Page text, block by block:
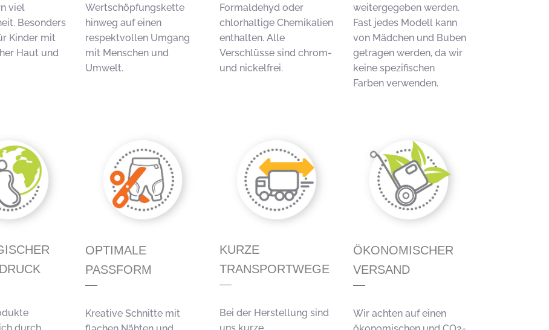
viel
Besonders
Kinder mit
Haut und
Wertschöpfungskette
hinweg auf einen
respektvollen Umgang
mit Menschen und
Umwelt.
Formaldehyd oder
chlorhaltige Chemikalien
enthalten. Alle
Verschlüsse sind chrom-
und nickelfrei.
weitergegeben werden.
Fast jedes Modell kann
von Mädchen und Buben
getragen werden, da wir
keine spezifischen
Farben verwenden.
OPTIMALE
PASSFORM
Kreative Schnitte mit
KURZE
TRANSPORTWEGE
Bei der Herstellung sind
ÖKONOMISCHER
VERSAND
Wir achten auf einen